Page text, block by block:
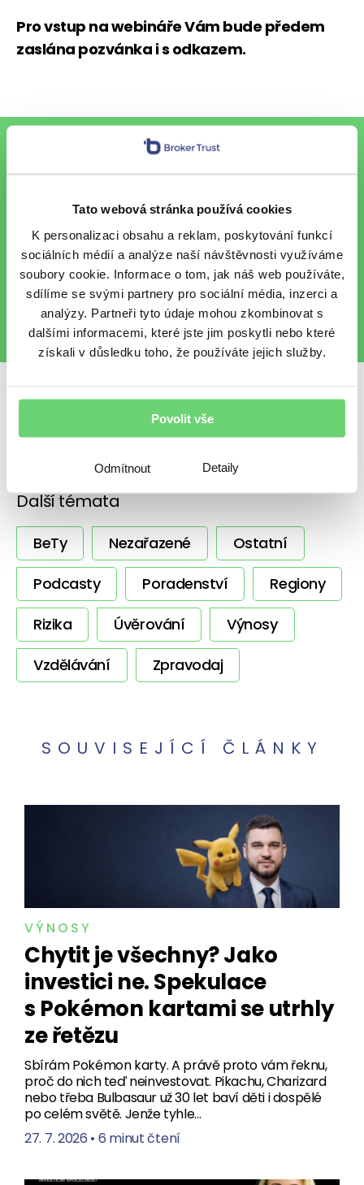
Detaily
Tato webová stránka používá cookies
K personalizaci obsahu a reklam, poskytování funkcí
sociálních médií a analýze naší návštěvnosti využíváme
soubory cookie. Informace o tom, jak náš web používáte,
sdílíme se svými partnery pro sociální média, inzerci a
analýzy. Partneři tyto údaje mohou zkombinovat s
dalšími informacemi, které jste jim poskytli nebo které
získali v důsledku toho, že používáte jejich služby.
Povolit vše
Odmítnout
Pro vstup na webináře Vám bude předem
zaslána pozvánka i s odkazem.
To nejlepší z financí e-mailem
Chci každý pátek vzpruhu z
finančního světa e-mailem.
Chráníme vaše osobní údaje.
Sdílet s přáteli
Další témata
BeTy Nezařazené
Ostatní
Podcasty
Poradenství
Regiony
Rizika
Úvěrování
Výnosy
Vzdělávání
Zpravodaj
SOUVISEJÍCÍ ČLÁNKY
VÝNOSY
Chytit je všechny? Jako
investici ne. Spekulace
s Pokémon kartami se utrhly
ze řetězu
Sbírám Pokémon karty. A právě proto vám řeknu,
proč do nich teď neinvestovat. Pikachu, Charizard
nebo třeba Bulbasaur už 30 let baví děti i dospělé
po celém světě. Jenže tyhle…
27. 7. 2026 • 6 minut čtení